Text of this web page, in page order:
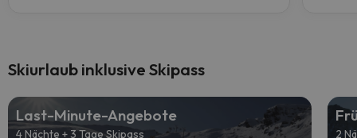
Skiurlaub inklusive Skipass
Last-Minute-Angebote
4 Nächte + 3 Tage Skipass 2